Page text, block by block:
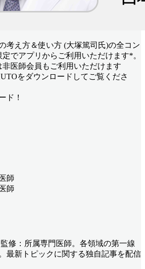
考え方＆使い方 (大塚篤司氏)の全コン
でアプリからご利用いただけます*。
医師会員もご利用いただけます
をダウンロードしてご覧くださ
ド！
師
師
修：所属専門医師。各領域の第一線
最新トピックに関する独自記事を配信